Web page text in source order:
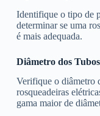
Identifique o tipo de
determinar se uma
é mais adequada.
Diâmetro dos Tubos
Verifique o diâmetro
rosqueadeiras
gama maior de